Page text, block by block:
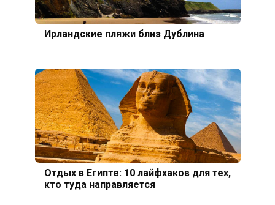
Ирландские пляжи близ Дублина
Отдых в Египте: 10 лайфхаков для тех,
кто туда направляется